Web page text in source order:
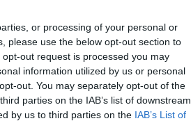
or processing of your personal or
please use the below opt-out section to
out request is processed you may
information utilized by us or personal
out. You may separately opt-out of the
parties on the IAB’s list of downstream
by us to third parties on the IAB’s List of